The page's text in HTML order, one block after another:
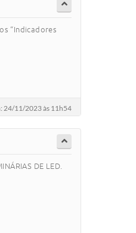
“Indicadores
24/11/2023 às 11h54
DE LED.